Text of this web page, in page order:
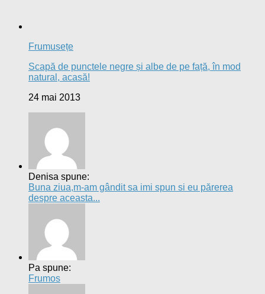
Frumusețe
Scapă de punctele negre și albe de pe față, în mod
natural, acasă!
24 mai 2013
Denisa spune:
Buna ziua,m-am gândit sa imi spun si eu părerea
despre aceasta...
Pa spune:
Frumos